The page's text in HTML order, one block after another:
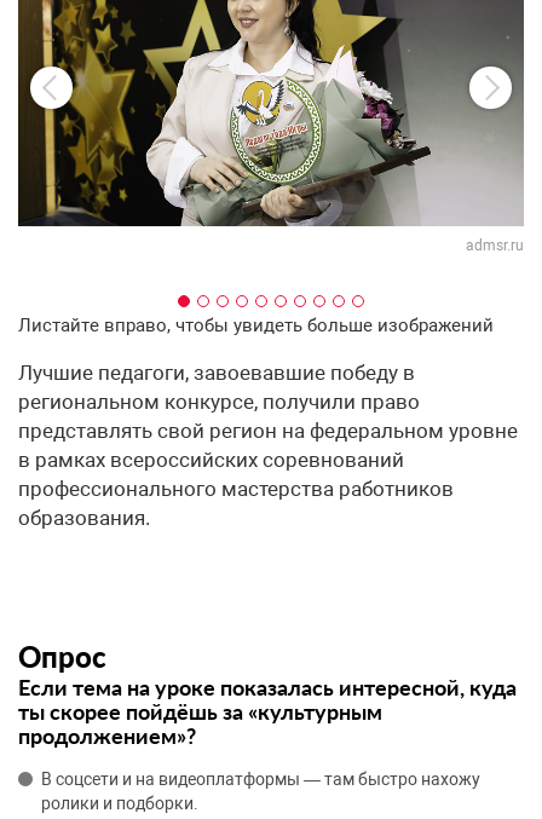
admsr.ru
Листайте вправо, чтобы увидеть больше изображений
Лучшие педагоги, завоевавшие победу в
региональном конкурсе, получили право
представлять свой регион на федеральном уровне
в рамках всероссийских соревнований
профессионального мастерства работников
образования.
Опрос
Если тема на уроке показалась интересной, куда
ты скорее пойдёшь за «культурным
продолжением»?
В соцсети и на видеоплатформы — там быстро нахожу
ролики и подборки.